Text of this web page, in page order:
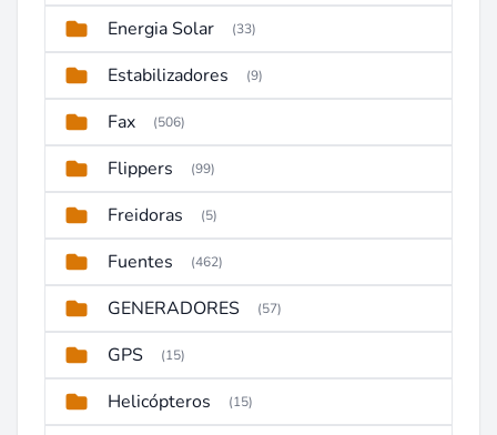
Energia Solar (33)
Estabilizadores (9)
Fax (506)
Flippers (99)
Freidoras (5)
Fuentes (462)
GENERADORES (57)
GPS (15)
Helicópteros (15)